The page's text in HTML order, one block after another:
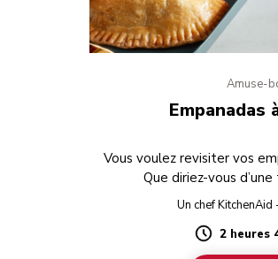
Amuse-
Empanadas
Vous voulez revisiter vos
Que diriez-vous d’une
Un chef
Duration
2 heures